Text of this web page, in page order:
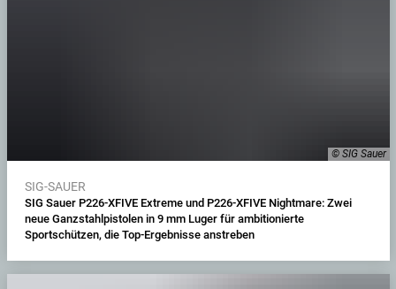
© SIG Sauer
SIG-SAUER
SIG Sauer P226-XFIVE Extreme und P226-XFIVE Nightmare: Zwei
neue Ganzstahlpistolen in 9 mm Luger für ambitionierte
Sportschützen, die Top-Ergebnisse anstreben